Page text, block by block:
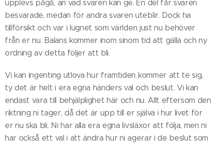
upplevs pågå, än vad svaren kan ge. En del får svaren
besvarade, medan för andra svaren uteblir. Dock ha
tillförsikt och var i lugnet som världen just nu behöver
från er nu. Balans kommer inom sinom tid att gälla och ny
ordning av detta följer att bli.
Vi kan ingenting utlova hur framtiden kommer att te sig,
ty det är helt i era egna händers val och beslut. Vi kan
endast vara till behjälplighet här och nu. Allt eftersom den
riktning ni tager, då det är upp till er själva i hur livet för
er nu ska bli. Ni har alla era egna livsläxor att följa, men ni
har också ett val i att ändra hur ni agerar i de beslut som